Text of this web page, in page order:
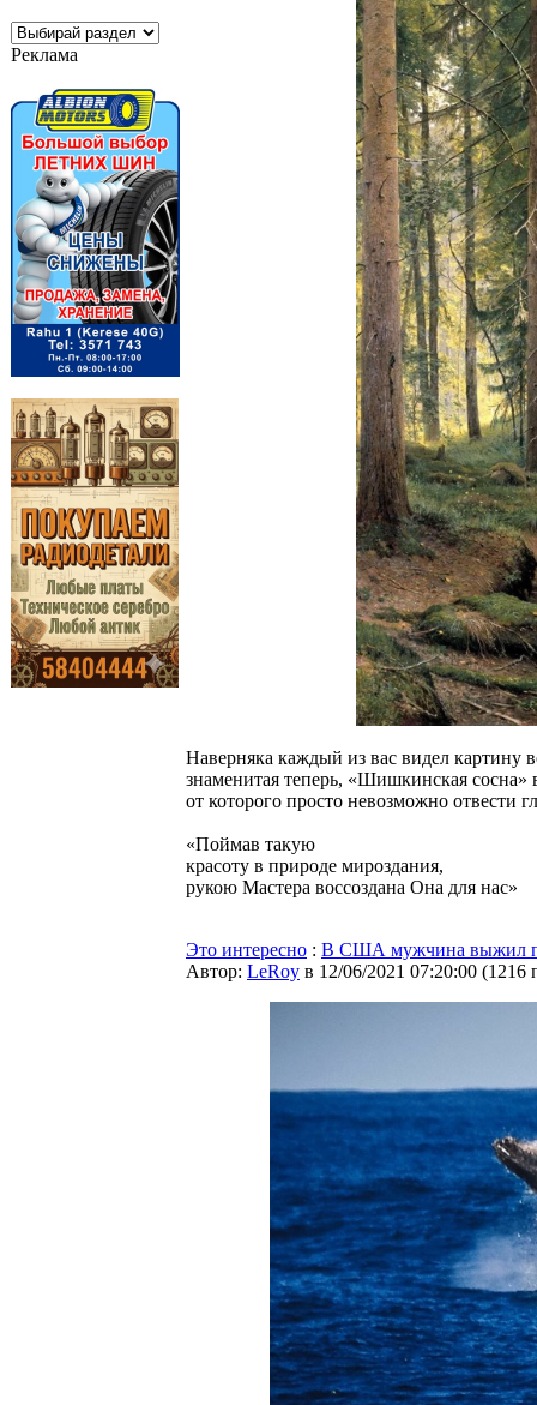
Реклама
Наверняка каждый из вас видел картину
знаменитая теперь, «Шишкинская
от которого просто невозможно отвести
«Поймав такую
красоту в природе мироздания,
рукою Мастера воссоздана Она для нас»
Это интересно : В США мужчина выжил
Автор: LeRoy в 12/06/2021 07:20:00 (1216